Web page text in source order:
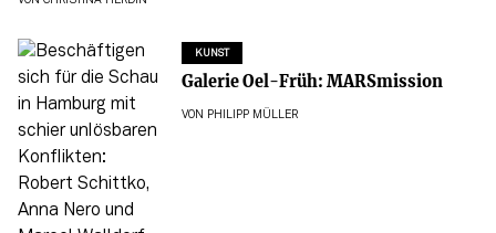
KUNST
Galerie Oel-Früh: MARSmission
VON PHILIPP MÜLLER